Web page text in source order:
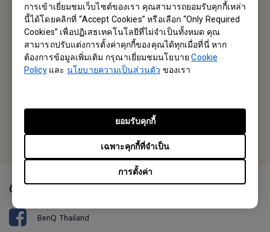
การเข้าเยี่ยมชมเว็บไซต์ของเรา คุณสามารถยอมรับคุกกี้เหล่า
นี้ได้โดยคลิกที่ “Accept Cookies” หรือเลือก “Only Required
Cookies” เพื่อปฏิเสธเทคโนโลยีที่ไม่จำเป็นทั้งหมด คุณ
สามารถปรับแต่งการตั้งค่าคุกกี้ของคุณได้ทุกเมื่อที่นี่ หาก
ต้องการข้อมูลเพิ่มเติม กรุณาเยี่ยมชมนโยบายCookie
Policyและนโยบายความเป็นส่วนตัว ของเรา
การตั้งค่า
เฉพาะคุกกี้ที่จำเป็น
ยอมรับคุกกี้
บริษัท เบ็นคิว (ประเทศไทย) จำกัด
287 อาคารลิเบอร์ตี้สแควร์ ชั้น 12 ห้อง 1206 ถนนสีลม แขวงสีลม เขต
บางรัก กรุงเทพฯ 10500
Tel: +6686-988-9132
หรือค้นหาสำนักงานในพื้นที่ของคุณ
ติดตามเรา
BenQ Thailand